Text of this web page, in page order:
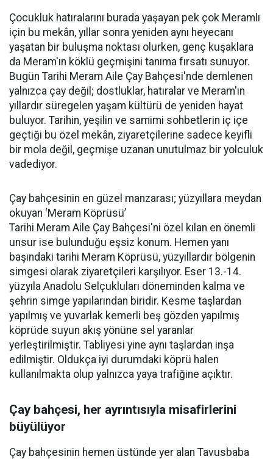
Çocukluk hatıralarını burada yaşayan pek çok Meramlı
için bu mekân, yıllar sonra yeniden aynı heyecanı
yaşatan bir buluşma noktası olurken, genç kuşaklara
da Meram'ın köklü geçmişini tanıma fırsatı sunuyor.
Bugün Tarihi Meram Aile Çay Bahçesi'nde demlenen
yalnızca çay değil; dostluklar, hatıralar ve Meram'ın
yıllardır süregelen yaşam kültürü de yeniden hayat
buluyor. Tarihin, yeşilin ve samimi sohbetlerin iç içe
geçtiği bu özel mekân, ziyaretçilerine sadece keyifli
bir mola değil, geçmişe uzanan unutulmaz bir yolculuk
vadediyor.
Çay bahçesinin en güzel manzarası; yüzyıllara meydan
okuyan ‘Meram Köprüsü’
Tarihi Meram Aile Çay Bahçesi'ni özel kılan en önemli
unsur ise bulunduğu eşsiz konum. Hemen yanı
başındaki tarihi Meram Köprüsü, yüzyıllardır bölgenin
simgesi olarak ziyaretçileri karşılıyor. Eser 13.-14.
yüzyıla Anadolu Selçukluları döneminden kalma ve
şehrin simge yapılarından biridir. Kesme taşlardan
yapılmış ve yuvarlak kemerli beş gözden yapılmış
köprüde suyun akış yönüne sel yaranlar
yerleştirilmiştir. Tabliyesi yine aynı taşlardan inşa
edilmiştir. Oldukça iyi durumdaki köprü halen
kullanılmakta olup yalnızca yaya trafiğine açıktır.
Çay bahçesi, her ayrıntısıyla misafirlerini
büyülüyor
Çay bahçesinin hemen üstünde yer alan Tavusbaba